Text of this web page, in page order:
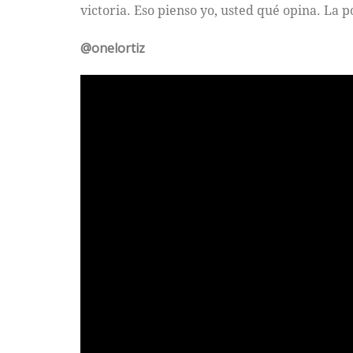
victoria. Eso pienso yo, usted qué opina. La
@onelortiz